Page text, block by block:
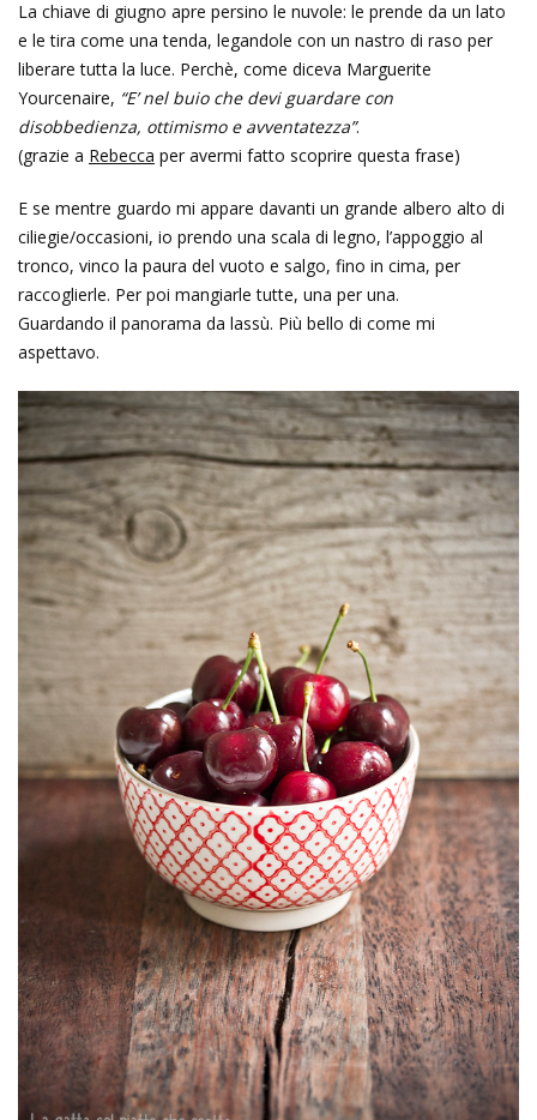
La chiave di giugno apre persino le nuvole: le prende da un lato
e le tira come una tenda, legandole con un nastro di raso per
liberare tutta la luce. Perchè, come diceva Marguerite
Yourcenaire, “E’ nel buio che devi guardare con
disobbedienza, ottimismo e avventatezza”.
(grazie a Rebecca per avermi fatto scoprire questa frase)
E se mentre guardo mi appare davanti un grande albero alto di
ciliegie/occasioni, io prendo una scala di legno, l’appoggio al
tronco, vinco la paura del vuoto e salgo, fino in cima, per
raccoglierle. Per poi mangiarle tutte, una per una.
Guardando il panorama da lassù. Più bello di come mi
aspettavo.